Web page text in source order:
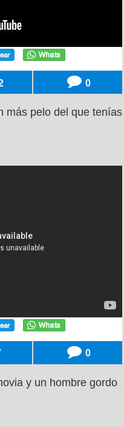
0
más pelo del que tenías
0
y un hombre gordo